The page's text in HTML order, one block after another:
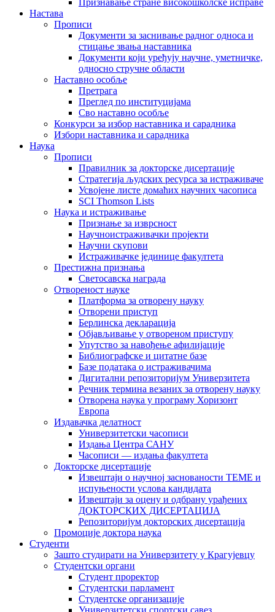
Признавање стране високошколске исправе
Настава
Прописи
Документи за заснивање радног односа и
стицање звања наставника
Документи који уређују научне, уметничке,
односно стручне области
Наставно особље
Претрага
Преглед по институцијама
Сво наставно особље
Конкурси за избор наставника и сарадника
Избори наставника и сарадника
Наука
Прописи
Правилник за докторске дисертације
Стратегија људских ресурса за истраживаче
Усвојене листе домаћих научних часописа
SCI Thomson Lists
Наука и истраживање
Признање за изврсност
Научноистраживачки пројекти
Научни скупови
Истраживачке јединице факултета
Престижна признања
Светосавска награда
Отвореност науке
Платформа за отворену науку
Отворени приступ
Берлинска декларација
Објављивање у отвореном приступу
Упутство за навођење афилијације
Библиографске и цитатне базе
Базе података о истраживачима
Дигитални репозиторијум Универзитета
Рeчник термина везаних за отворену науку
Отворена наука у програму Хоризонт
Европа
Издавачка делатност
Универзитетски часописи
Издања Центра САНУ
Часописи — издања факултета
Докторске дисертације
Извештаји о научној заснованости ТЕМЕ и
испуњености услова кандидата
Извештаји за оцену и одбрану урађених
ДОКТОРСКИХ ДИСЕРТАЦИЈА
Репозиторијум докторских дисертација
Промоције доктора наука
Студенти
Зашто студирати на Универзитету у Крагујевцу
Студентски органи
Студент проректор
Студентски парламент
Студентске организације
Универзитетски спортски савез